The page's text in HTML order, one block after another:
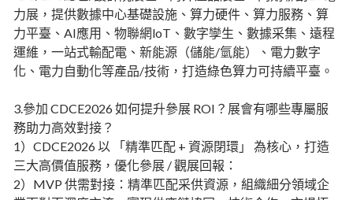
力展，提供數據中心基礎設施、算力硬件、算力服務、算
力平臺、AI應用、物聯網loT、數字孿生、數據采集、遠程
運維，一站式輸配電、新能源（儲能/氫能）、電力數字
化、電力自動化等產品/技術，打造綠色算力可持續平臺。
3.參加 CDCE2026 如何提升參展 ROI？展會有哪些專屬服
務助力高效對接？
1）CDCE2026 以 「精準匹配 + 資源閉環」 為核心，打造
三大高價值服務，優化參展 / 觀展回報：
2）MVP 供需對接：精準匹配采供資源，組織細分領域企